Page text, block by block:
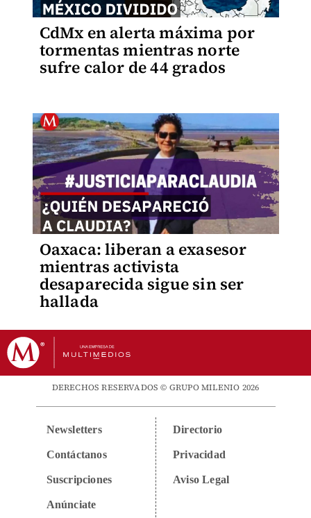
CdMx en alerta máxima por
tormentas mientras norte
sufre calor de 44 grados
Oaxaca: liberan a exasesor
mientras activista
desaparecida sigue sin ser
hallada
DERECHOS RESERVADOS © GRUPO MILENIO 2026
Newsletters
Contáctanos
Suscripciones
Anúnciate
Directorio
Privacidad
Aviso Legal